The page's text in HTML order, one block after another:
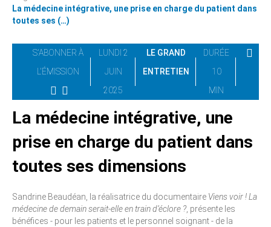
La médecine intégrative, une prise en charge du patient dans
toutes ses (…)
S'ABONNER À
L'ÉMISSION
LUNDI 2
JUIN
2025
LE GRAND
ENTRETIEN
DURÉE
10
MIN
La médecine intégrative, une
prise en charge du patient dans
toutes ses dimensions
Sandrine Beaudéan, la réalisatrice du documentaire Viens voir ! La
médecine de demain serait-elle en train d’éclore ?, présente les
bénéfices - pour les patients et le personnel soignant - de la